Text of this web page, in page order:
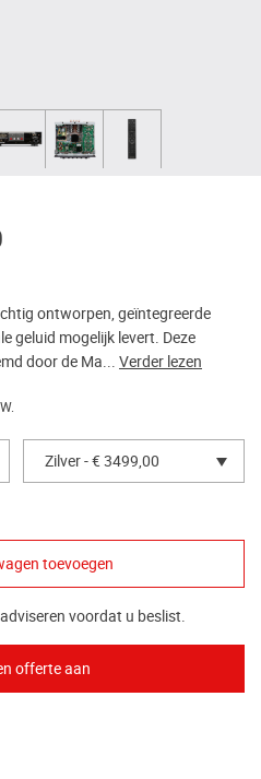
ontworpen, geïntegreerde
geluid mogelijk levert. Deze
door de Ma... Verder lezen
Zilver - € 3499,00
voordat u beslist.